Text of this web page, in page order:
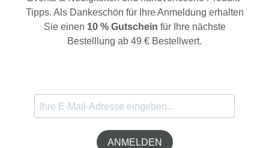
Tipps. Als Dankeschön für Ihre Anmeldung erhalten
Sie einen 10 % Gutschein für Ihre nächste
Bestelllung ab 49 € Bestellwert.
ANMELDEN